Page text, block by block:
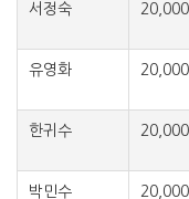
서정숙 20,000
유영화 20,000
한귀수 20,000
박민수 20,000